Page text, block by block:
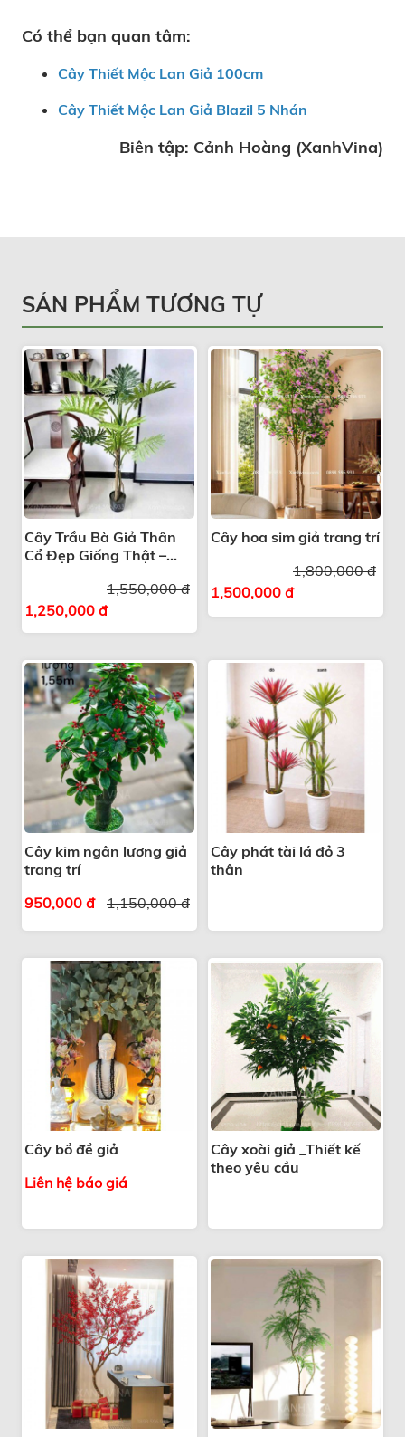
Có thể bạn quan tâm:
Cây Thiết Mộc Lan Giả 100cm
Cây Thiết Mộc Lan Giả Blazil 5 Nhán
Biên tập: Cảnh Hoàng (XanhVina)
SẢN PHẨM TƯƠNG TỰ
Cây Trầu Bà Giả Thân
Cổ Đẹp Giống Thật –
1,550,000 đ
1,250,000 đ
Cây hoa sim giả trang trí
1,800,000 đ
1,500,000 đ
Cây kim ngân lương giả
trang trí
1,150,000 đ
950,000 đ
Cây phát tài lá đỏ 3
thân
Cây bồ đề giả
Liên hệ báo giá
Cây xoài giả _Thiết kế
theo yêu cầu